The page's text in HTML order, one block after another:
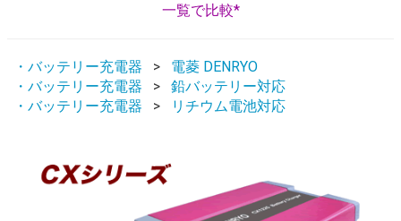
一覧で比較*
・バッテリー充電器
電菱 DENRYO
・バッテリー充電器
鉛バッテリー対応
・バッテリー充電器
リチウム電池対応